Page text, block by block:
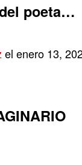
poeta…
el enero 13,